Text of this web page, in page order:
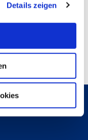
Details zeigen